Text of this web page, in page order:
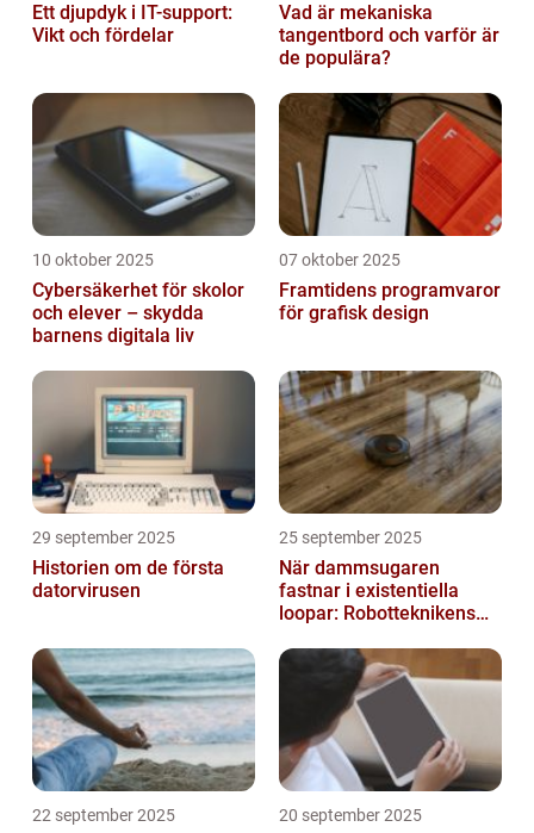
Ett djupdyk i IT-support:
Vikt och fördelar
Vad är mekaniska
tangentbord och varför är
de populära?
10 oktober 2025
Cybersäkerhet för skolor
och elever – skydda
barnens digitala liv
07 oktober 2025
Framtidens programvaror
för grafisk design
29 september 2025
Historien om de första
datorvirusen
25 september 2025
När dammsugaren
fastnar i existentiella
loopar: Robotteknikens
22 september 2025 20 september 2025